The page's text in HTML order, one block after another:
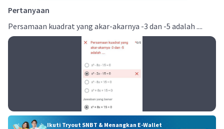
Pertanyaan
Persamaan kuadrat yang akar-akarnya -3 dan -5 adalah ....
Ikuti Tryout SNBT & Menangkan E-Wallet